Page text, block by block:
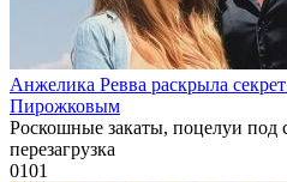
Анжелика Ревва раскрыла
Пирожковым
Роскошные закаты, поцелуи под
перезагрузка
0101